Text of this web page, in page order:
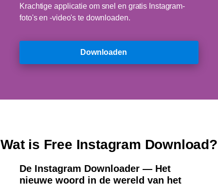
Krachtige applicatie om snel en gratis Instagram-
foto's en -video's te downloaden.
Downloaden
Wat is Free Instagram Download?
De Instagram Downloader — Het
nieuwe woord in de wereld van het